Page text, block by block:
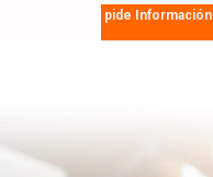
pide Información